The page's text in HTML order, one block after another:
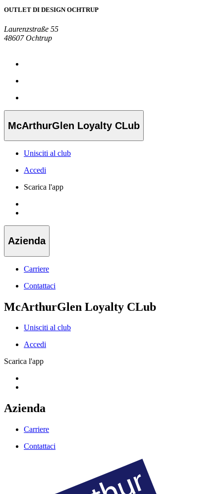
OUTLET DI DESIGN OCHTRUP
Laurenzstraße 55
48607 Ochtrup
McArthurGlen Loyalty CLub
Unisciti al club
Accedi
Scarica l'app
Azienda
Carriere
Contattaci
McArthurGlen Loyalty CLub
Unisciti al club
Accedi
Scarica l'app
Azienda
Carriere
Contattaci